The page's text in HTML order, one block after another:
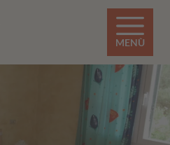
MENÙ